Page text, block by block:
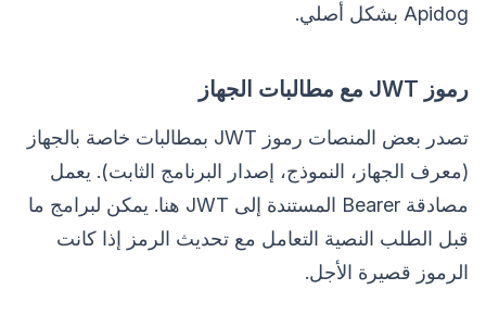
Apidog بشكل أصلي.
رموز JWT مع مطالبات الجهاز
تصدر بعض المنصات رموز JWT بمطالبات خاصة بالجهاز
(معرف الجهاز، النموذج، إصدار البرنامج الثابت). يعمل
مصادقة Bearer المستندة إلى JWT هنا. يمكن لبرامج ما
قبل الطلب النصية التعامل مع تحديث الرمز إذا كانت
الرموز قصيرة الأجل.